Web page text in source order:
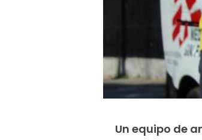
Un equipo de